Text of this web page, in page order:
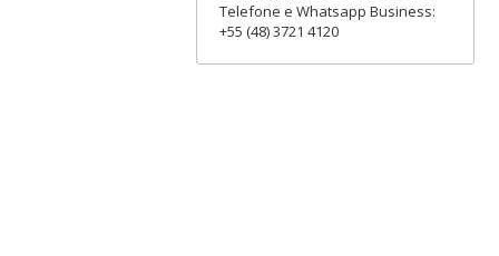
Telefone e Whatsapp Business:
+55 (48) 3721 4120